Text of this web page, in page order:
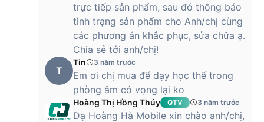
trực tiếp sản phẩm, sau đó thông báo
tình trạng sản phẩm cho Anh/chị cùng
các phương án khắc phục, sửa chữa ạ.
Chia sẻ tới anh/chị!
T
Tin 3 năm trước
Em ơi chị mua để dạy học thế trong
phòng âm có vọng lại ko
Hoàng Thị Hồng Thúy QTV 3 năm trước
Dạ Hoàng Hà Mobile xin chào anh/chị,